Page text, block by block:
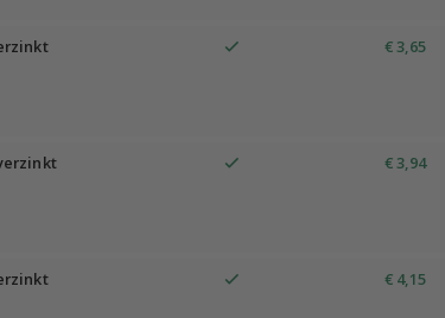
€ 3,65
€ 3,94
€ 4,15